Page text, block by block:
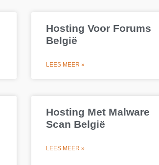
Hosting Voor Forums
België
LEES MEER »
Hosting Met Malware
Scan België
LEES MEER »